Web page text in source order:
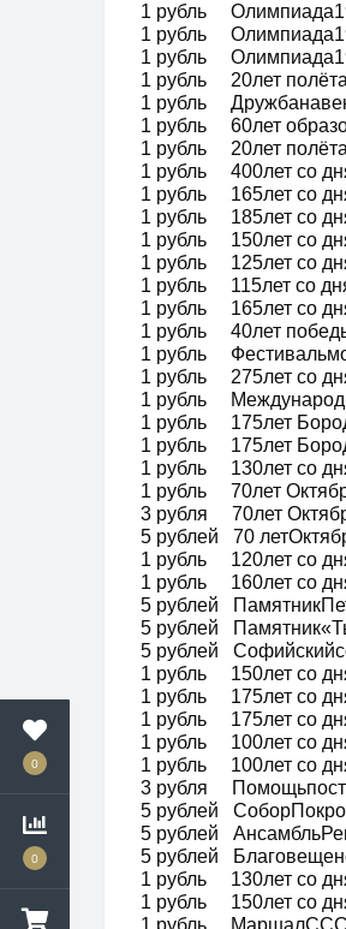
0
0
1 рубль
1 рубль
1 рубль
1 рубль 20лет
1 рубль
1 рубль 60лет
1 рубль 20лет
1 рубль 400лет со
1 рубль 165лет со
1 рубль 185лет со
1 рубль 150лет со
1 рубль 125лет со
1 рубль 115лет со
1 рубль 165лет со
1 рубль 40лет
1 рубль
1 рубль 275лет со
1 рубль
1 рубль 175лет
1 рубль 175лет
1 рубль 130лет со
1 рубль 70лет
3 рубля 70лет
5 рублей 70
1 рубль 120лет со
1 рубль 160лет со
5 рублей
5 рублей
5 рублей
1 рубль 150лет со
1 рубль 175лет со
1 рубль 175лет со
1 рубль 100лет со
1 рубль 100лет со
3 рубля
5 рублей
5 рублей
5 рублей
1 рубль 130лет со
1 рубль 150лет со
1 рубль